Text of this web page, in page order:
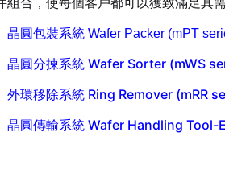
晶圓包裝系統 Wafer Packer (mPT
晶圓分揀系統 Wafer Sorter (mWS
外環移除系統 Ring Remover (mRR
晶圓傳輸系統 Wafer Handling Tool-